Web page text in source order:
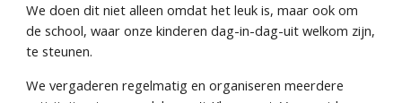
We doen dit niet alleen omdat het leuk is, maar ook om
de school, waar onze kinderen dag-in-dag-uit welkom zijn,
te steunen.
We vergaderen regelmatig en organiseren meerdere